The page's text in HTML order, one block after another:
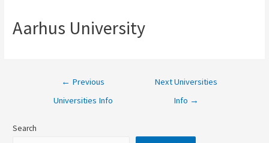
Aarhus University
← Previous
Universities Info
Next Universities
Info →
Search